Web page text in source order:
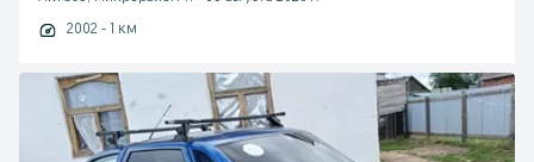
2002 - 1 км